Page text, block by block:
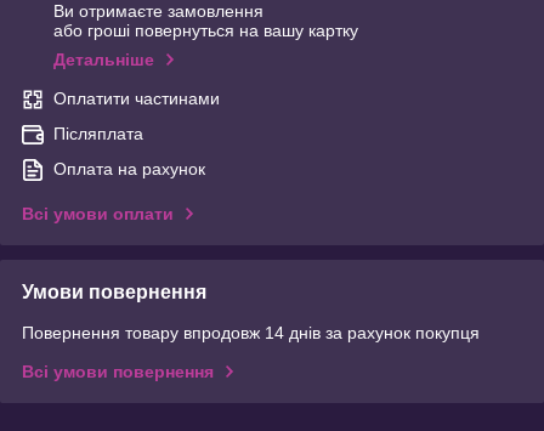
Ви отримаєте замовлення
або гроші повернуться на вашу картку
Детальніше
Оплатити частинами
Післяплата
Оплата на рахунок
Всі умови оплати
Умови повернення
Повернення товару впродовж 14 днів за рахунок покупця
Всі умови повернення